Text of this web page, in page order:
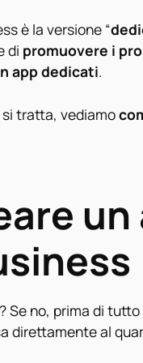
è la versione “
di promuovere i
app dedicati.
tratta, vediamo
Se no, prima di
direttamente al